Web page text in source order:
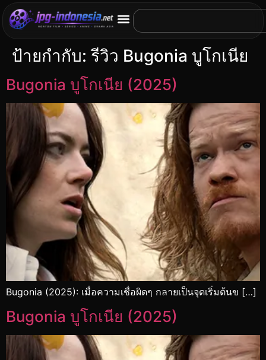
ป้ายกำกับ:รีวิว Bugonia บูโกเนีย
Bugonia บูโกเนีย (2025)
Bugonia (2025): เมื่อความเชื่อผิดๆ กลายเป็นจุดเริ่มต้นข […]
Bugonia บูโกเนีย (2025)